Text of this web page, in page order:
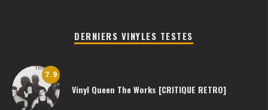
DERNIERS VINYLES TESTES
7.9
Vinyl Queen The Works [CRITIQUE RETRO]